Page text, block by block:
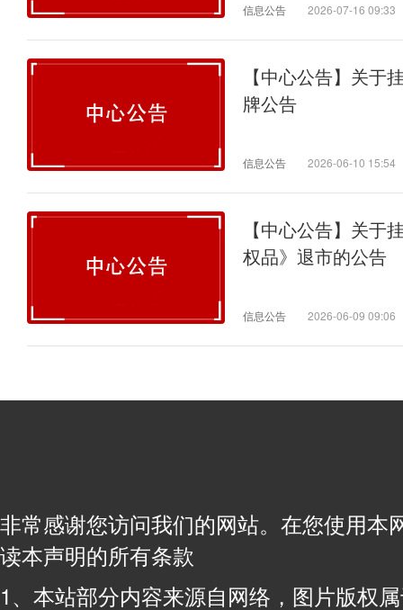
信息公告 2026-07-16 09:33
【中心公告】关于
牌公告
信息公告 2026-06-10 15:54
【中心公告】关于
权品》退市的公告
信息公告 2026-06-09 09:06
非常感谢您访问我们的网站。在您使用本
读本声明的所有条款
1、本站部分内容来源自网络，图片版权